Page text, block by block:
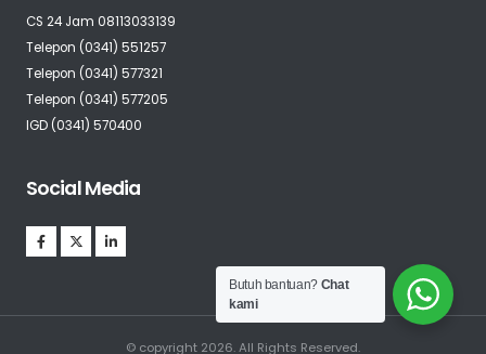
CS 24 Jam 08113033139
Telepon (0341) 551257
Telepon (0341) 577321
Telepon (0341) 577205
IGD (0341) 570400
Social Media
© copyright 2026. All Rights Reserved.
Butuh bantuan? Chat
kami